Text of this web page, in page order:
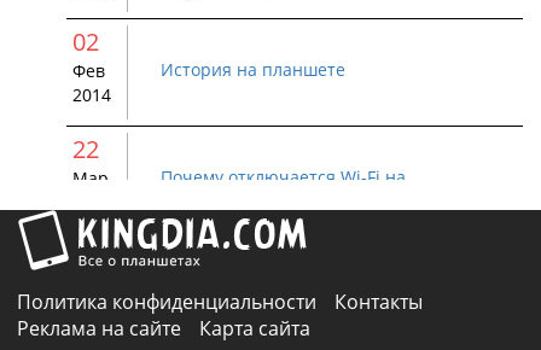
02
Фев
2014
История на планшете
22
Мар
Почему отключается Wi-Fi на
01
2015
Android
Политика конфиденциальности
Контакты
Реклама на сайте
Карта сайта